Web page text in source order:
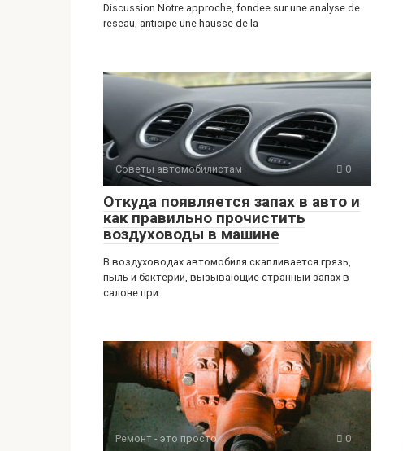
Discussion Notre approche, fondee sur une analyse de
reseau, anticipe une hausse de la
Советы автомобилистам 0
Откуда появляется запах в авто и
как правильно прочистить
воздуховоды в машине
В воздуховодах автомобиля скапливается грязь,
пыль и бактерии, вызывающие странный запах в
салоне при
Ремонт - это просто 0